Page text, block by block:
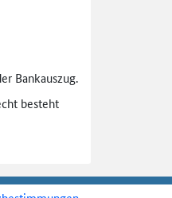
Bankauszug.
besteht